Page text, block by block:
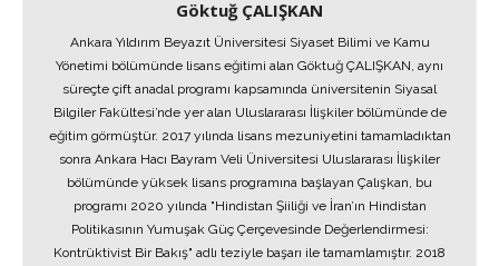
Göktuğ ÇALIŞKAN
Ankara Yıldırım Beyazıt Üniversitesi Siyaset Bilimi ve Kamu
Yönetimi bölümünde lisans eğitimi alan Göktuğ ÇALIŞKAN, aynı
süreçte çift anadal programı kapsamında üniversitenin Siyasal
Bilgiler Fakültesi’nde yer alan Uluslararası İlişkiler bölümünde de
eğitim görmüştür. 2017 yılında lisans mezuniyetini tamamladıktan
sonra Ankara Hacı Bayram Veli Üniversitesi Uluslararası İlişkiler
bölümünde yüksek lisans programına başlayan Çalışkan, bu
programı 2020 yılında "Hindistan Şiiliği ve İran’ın Hindistan
Politikasının Yumuşak Güç Çerçevesinde Değerlendirmesi:
Kontrüktivist Bir Bakış" adlı teziyle başarı ile tamamlamıştır. 2018